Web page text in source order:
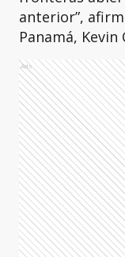
anterior”,
Panamá, Kevin
Ads